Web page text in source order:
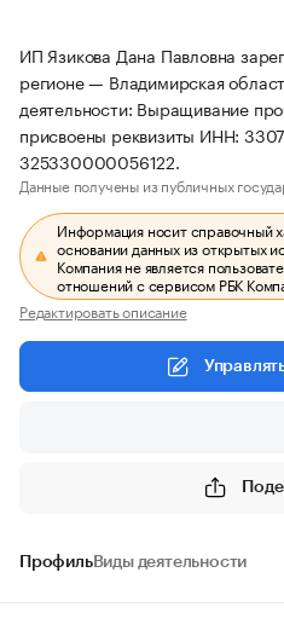
ИП Язикова Дана Павловна
регионе — Владимирская
деятельности: Выращивание
присвоены реквизиты ИНН:
325330000056122.
Данные получены из публичных
Информация носит справочный
основании данных из открытых
Компания не является
отношений с сервисом РБК
Редактировать описание
ПрофильВиды деятельности